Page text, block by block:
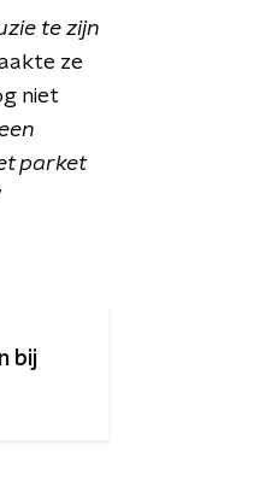
te zijn
ze
niet
parket
bij